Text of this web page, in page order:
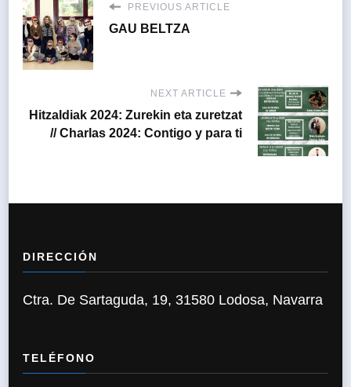
PREVIOUS ARTICLE
GAU BELTZA
NEXT ARTICLE
Hitzaldiak 2024: Zurekin eta zuretzat
// Charlas 2024: Contigo y para ti
DIRECCIÓN
Ctra. De Sartaguda, 19, 31580 Lodosa, Navarra
TELÉFONO